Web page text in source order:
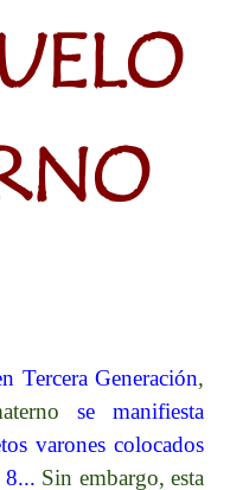
Tercera Generación,
se manifiesta
varones colocados
8... Sin embargo, esta